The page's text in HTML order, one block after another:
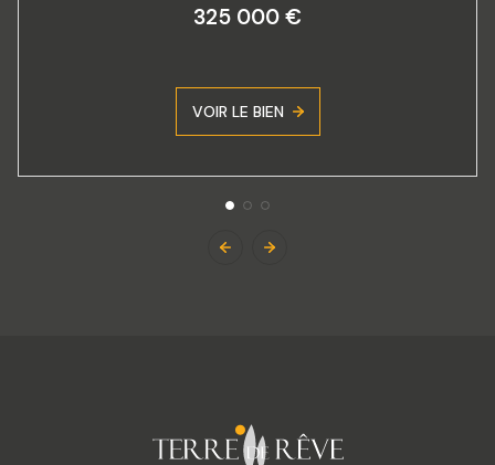
325 000 €
VOIR LE BIEN